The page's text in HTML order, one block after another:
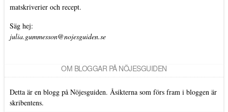
matskriverier och recept.
Säg hej:
julia.gummesson@nojesguiden.se
OM BLOGGAR PÅ NÖJESGUIDEN
Detta är en blogg på Nöjesguiden. Åsikterna som förs fram i bloggen är
skribentens.